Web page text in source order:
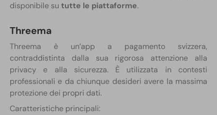
disponibile su tutte le piattaforme.
Threema
Threema è un’app a pagamento svizzera,
contraddistinta dalla sua rigorosa attenzione alla
privacy e alla sicurezza. È utilizzata in contesti
professionali e da chiunque desideri avere la massima
protezione dei propri dati.
Caratteristiche principali: